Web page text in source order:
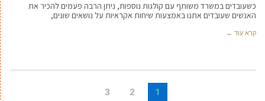
כשעובדים במשרד משותף עם קולגות נוספות, ניתן הרבה פעמים להכיר את
האנשים שעובדים אתנו באמצעות שיחות אקראיות על נושאים שונים,
קרא עוד ←
1
2
3